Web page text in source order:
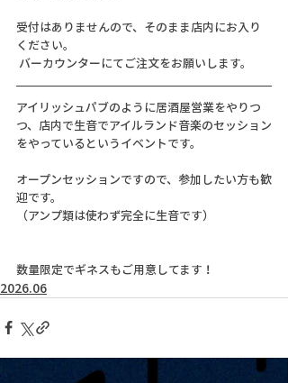
受付はありませんので、そのまま店内にお入り
ください。
バーカウンターにてご注文をお願いします。
アイリッシュパブのように居酒屋営業をやりつ
つ、店内で生音でアイルランド音楽のセッション
をやっているというイベントです。
オープンセッションですので、参加したい方も歓
迎です。
（アンプ類は使わず完全に生音です）
数量限定でギネスもご用意してます！
2026.06